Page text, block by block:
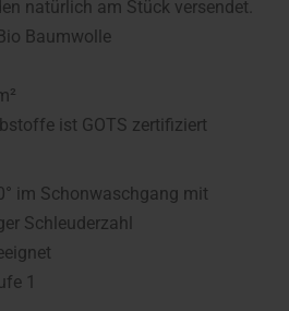
natürlich am Stück versendet.
Baumwolle
ist GOTS zertifiziert
im Schonwaschgang mit
Schleuderzahl
1